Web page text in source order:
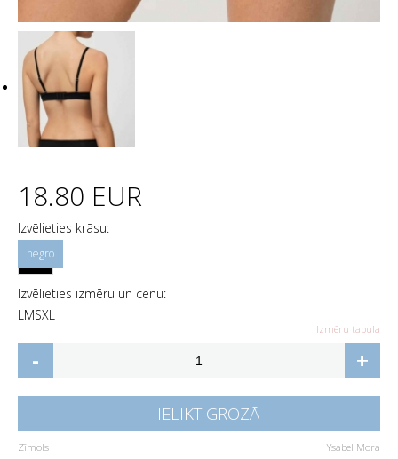
18.80 EUR
Izvēlieties krāsu:
Izvēlieties izmēru un cenu:
LMSXL
Izmēru tabula
- +
IELIKT GROZĀ
Zīmols
Ysabel Mora